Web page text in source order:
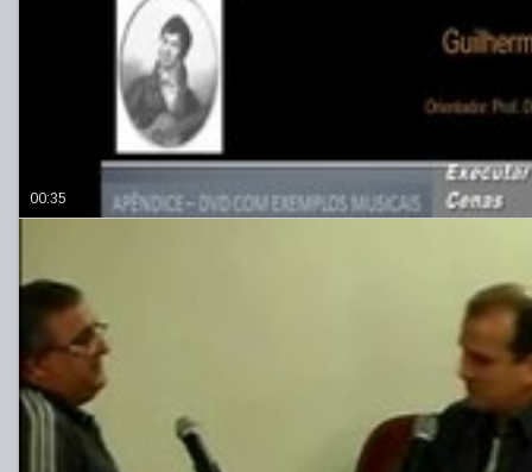
00:35